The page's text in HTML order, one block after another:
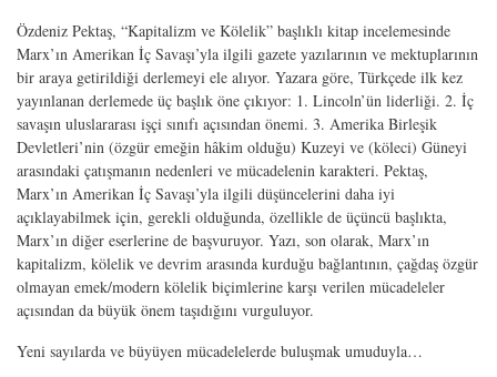
Özdeniz Pektaş, “Kapitalizm ve Kölelik” başlıklı kitap incelemesinde
Marx’ın Amerikan İç Savaşı’yla ilgili gazete yazılarının ve mektuplarının
bir araya getirildiği derlemeyi ele alıyor. Yazara göre, Türkçede ilk kez
yayınlanan derlemede üç başlık öne çıkıyor: 1. Lincoln’ün liderliği. 2. İç
savaşın uluslararası işçi sınıfı açısından önemi. 3. Amerika Birleşik
Devletleri’nin (özgür emeğin hâkim olduğu) Kuzeyi ve (köleci) Güneyi
arasındaki çatışmanın nedenleri ve mücadelenin karakteri. Pektaş,
Marx’ın Amerikan İç Savaşı’yla ilgili düşüncelerini daha iyi
açıklayabilmek için, gerekli olduğunda, özellikle de üçüncü başlıkta,
Marx’ın diğer eserlerine de başvuruyor. Yazı, son olarak, Marx’ın
kapitalizm, kölelik ve devrim arasında kurduğu bağlantının, çağdaş özgür
olmayan emek/modern kölelik biçimlerine karşı verilen mücadeleler
açısından da büyük önem taşıdığını vurguluyor.
Yeni sayılarda ve büyüyen mücadelelerde buluşmak umuduyla…